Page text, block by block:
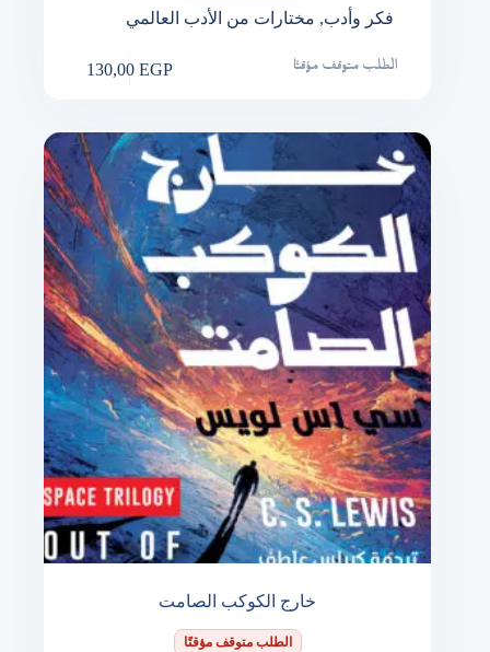
فكر وأدب, مختارات من الأدب العالمي
130,00EGP الطلب متوقف مؤقتًا
خارج الكوكب الصامت
الطلب متوقف مؤقتًا